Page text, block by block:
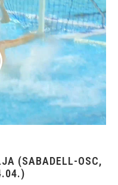
(SABADELL-OSC,